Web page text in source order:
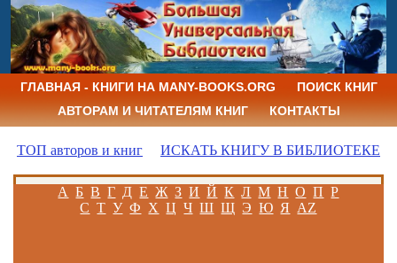
ГЛАВНАЯ - КНИГИ НА MANY-BOOKS.ORG
ПОИСК КНИГ
АВТОРАМ И ЧИТАТЕЛЯМ КНИГ
КОНТАКТЫ
ТОП авторов и книг ИСКАТЬ КНИГУ В БИБЛИОТЕКЕ
А Б В Г Д Е Ж З И Й К Л М Н О П Р
С Т У Ф Х Ц Ч Ш Щ Э Ю Я AZ